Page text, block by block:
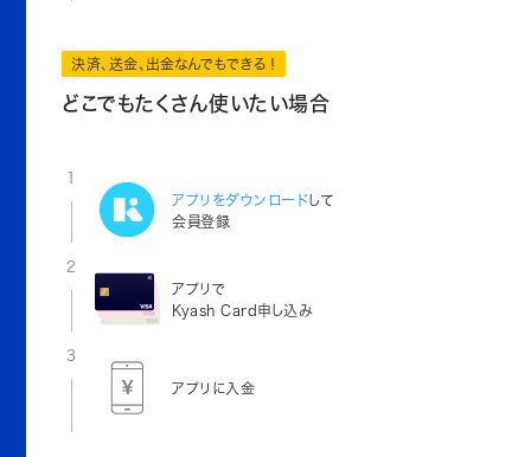
決済、送金、出金なんでもできる！
どこでもたくさん使いたい場合
1
アプリをダウンロードして
会員登録
2
アプリで
Kyash Card申し込み
3
アプリに入金